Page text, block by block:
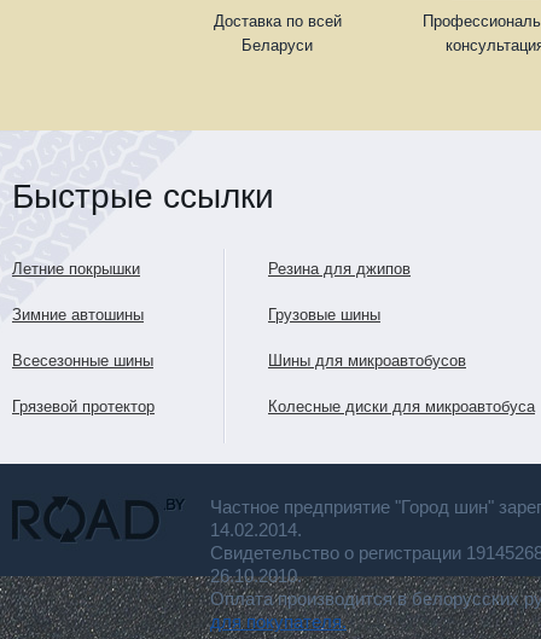
Доставка по всей
Беларуси
Быстрые ссылки
Летние покрышки
Зимние автошины
Всесезонные шины
Грязевой протектор
Резина для джипов
Грузовые шины
Шины для микроавтобусов
Колесные диски для микроавтобуса
Частное предприятие "Город шин"
14.02.2014.
Свидетельство о регистрации
26.10.2010.
Оплата производится в белорусских
для покупателя.